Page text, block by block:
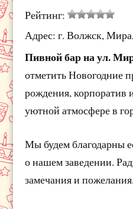
Рейтинг:
Адрес: г. Волжск,
Пивной бар на ул.
отметить Новогодние
рождения, корпоратив
уютной атмосфере в
Мы будем благодарны
о нашем заведении.
замечания и пожелания.